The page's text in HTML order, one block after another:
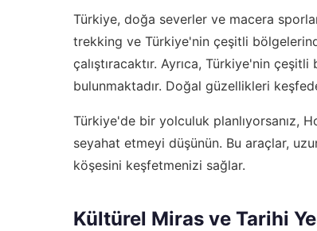
Türkiye, doğa severler ve macera
trekking ve Türkiye'nin çeşitli
çalıştıracaktır. Ayrıca, Türkiye'nin
bulunmaktadır. Doğal güzellikleri
Türkiye'de bir yolculuk planlıyorsanız,
seyahat etmeyi düşünün. Bu araçlar,
köşesini keşfetmenizi sağlar.
Kültürel Miras ve Tarihi